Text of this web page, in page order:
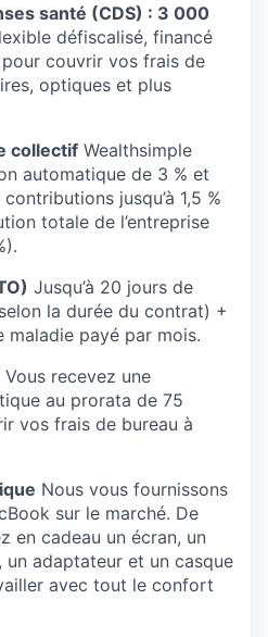
santé (CDS) : 3 000
défiscalisé, financé
couvrir vos frais de
optiques et plus
collectif Wealthsimple
automatique de 3 % et
jusqu’à 1,5 %
totale de l’entreprise
Jusqu’à 20 jours de
la durée du contrat) +
maladie payé par mois.
Vous recevez une
au prorata de 75
vos frais de bureau à
Nous vous fournissons
sur le marché. De
en cadeau un écran, un
un adaptateur et un casque
avec tout le confort